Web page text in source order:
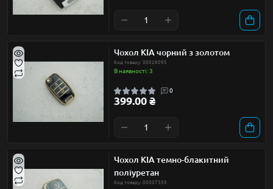
Чохол KIA чорний з золотом
Код товару: 00028095
В наявності: 3
0
399.00 ₴
Чохол KIA темно-блакитний
поліуретан
Код товару: 00007358